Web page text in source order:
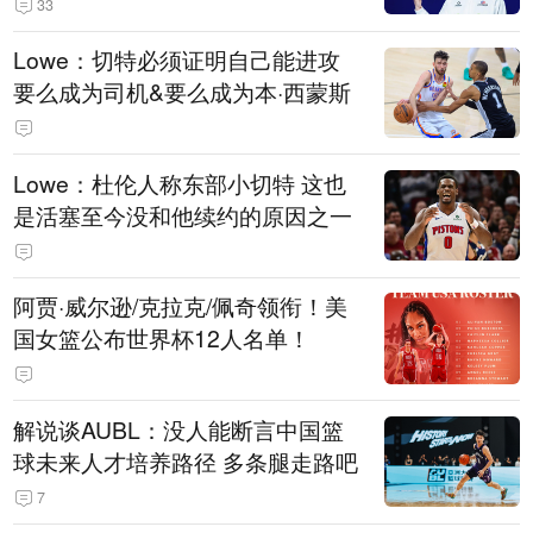
33
Lowe：切特必须证明自己能进攻
要么成为司机&要么成为本·西蒙斯
Lowe：杜伦人称东部小切特 这也
是活塞至今没和他续约的原因之一
阿贾·威尔逊/克拉克/佩奇领衔！美
国女篮公布世界杯12人名单！
解说谈AUBL：没人能断言中国篮
球未来人才培养路径 多条腿走路吧
7